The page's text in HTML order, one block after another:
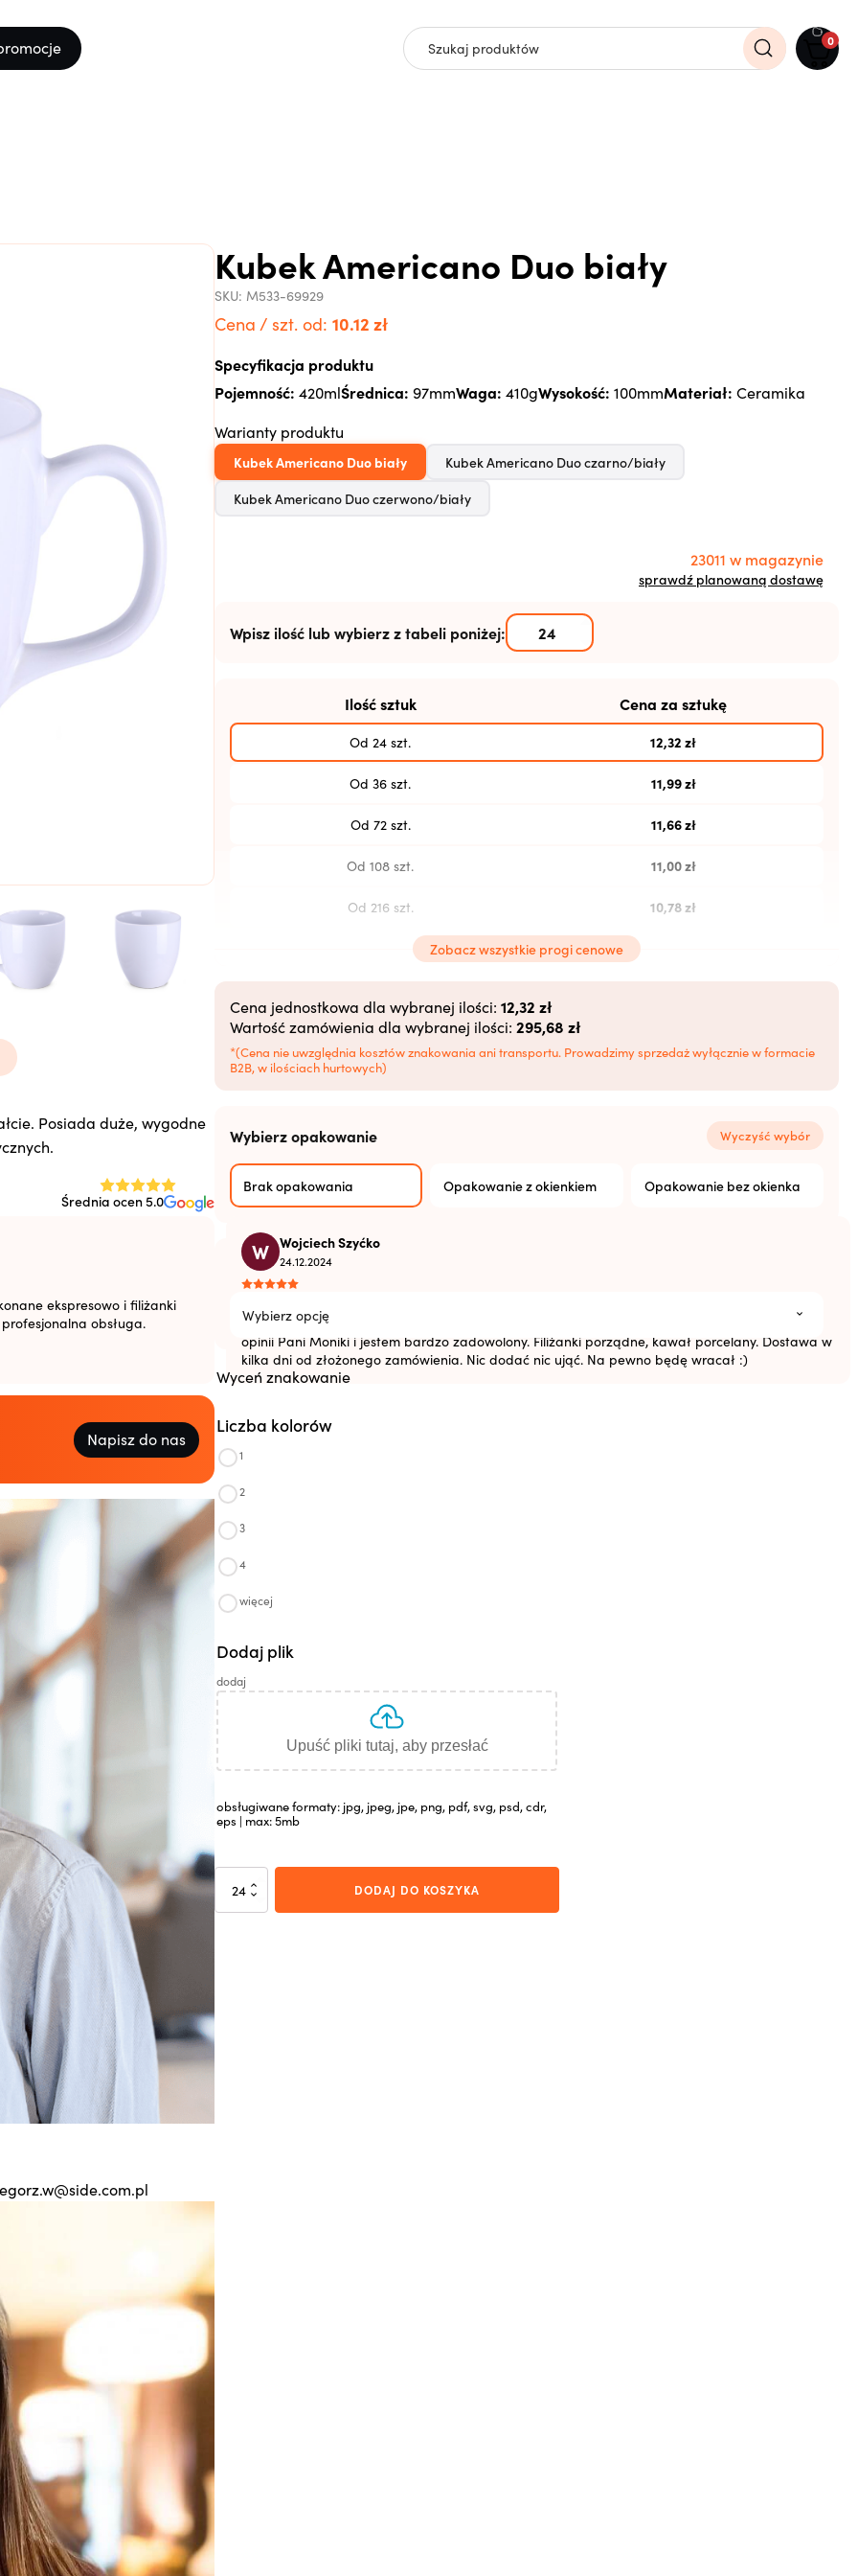
0
Posiada duże, wygodne
Średnia ocen 5.0
ekspresowo i filiżanki
obsługa.
W Wojciech Szyćko
24.12.2024
pozytywna energia bije od Pani Moniki. Zamówiłem 100 sztuk filiżanek "w ciemno", bazując na
opinii Pani Moniki i jestem bardzo zadowolony. Filiżanki porządne, kawał porcelany. Dostawa w
kilka dni od złożonego zamówienia. Nic dodać nic ująć. Na pewno będę wracał :)
Napisz do nas
Kubek Americano Duo biały
SKU: M533-69929
Cena / szt. od: 10.12 zł
Specyfikacja produktu
Pojemność: 420mlŚrednica: 97mmWaga: 410gWysokość: 100mmMateriał: Ceramika
Warianty produktu
Kubek Americano Duo biały
Kubek Americano Duo czarno/biały
Kubek Americano Duo czerwono/biały
23011 w magazynie
sprawdź planowaną dostawę
Wpisz ilość lub wybierz z tabeli poniżej:
Ilość sztuk Cena za sztukę
Od 24 szt. 12,32 zł
Od 36 szt. 11,99zł
Od 72 szt. 11,66zł
Od 108 szt. 11,00zł
Od 216 szt. 10,78zł
Od 504 szt.
Od 2520+ szt.
Zobacz wszystkie progi cenowe
Cena jednostkowa dla wybranej ilości: 12,32 zł
Wartość zamówienia dla wybranej ilości: 295,68 zł
*(Cena nie uwzględnia kosztów znakowania ani transportu. Prowadzimy sprzedaż wyłącznie w formacie
B2B, w ilościach hurtowych)
Wybierz opakowanie Wyczyść wybór
Brak opakowania Opakowanie z okienkiem Opakowanie bez okienka
Technika zdobienia
Wybierz opcję
Wyceń znakowanie
Liczba kolorów
1
2
3
4
więcej
Dodaj plik
dodaj
Upuść pliki tutaj, aby przesłać
obsługiwane formaty: jpg, jpeg, jpe, png, pdf, svg, psd, cdr,
eps | max: 5mb
ilość
DODAJ DO KOSZYKA